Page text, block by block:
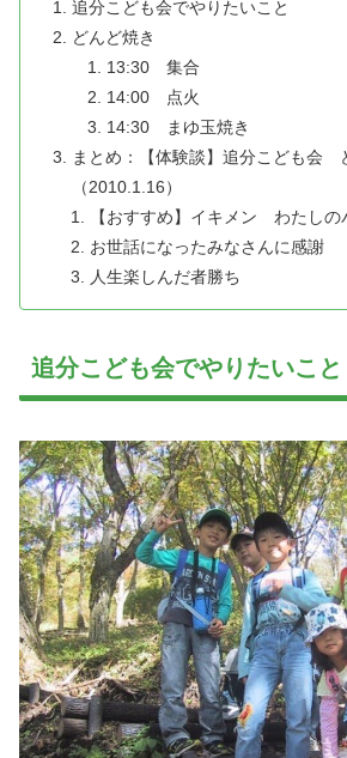
追分こども会でやりたいこと
どんど焼き
13:30 集合
14:00 点火
14:30 まゆ玉焼き
まとめ：【体験談】追分こども会
（2010.1.16）
【おすすめ】イキメン わたしの
お世話になったみなさんに感謝
人生楽しんだ者勝ち
追分こども会でやりたいこと